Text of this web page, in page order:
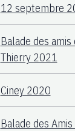
12 septembre
Balade des amis
Thierry 2021
Ciney 2020
Balade des Amis